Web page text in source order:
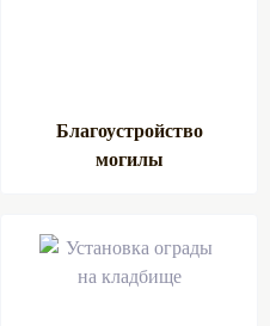
Благоустройство
могилы